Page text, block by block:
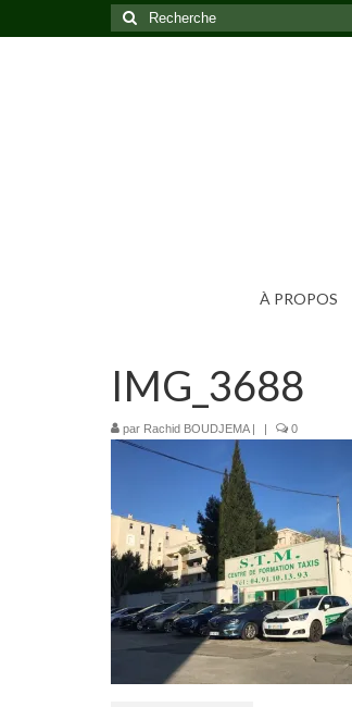
Rechercher
:
À PROPOS
IMG_3688
par Rachid BOUDJEMA| | 0